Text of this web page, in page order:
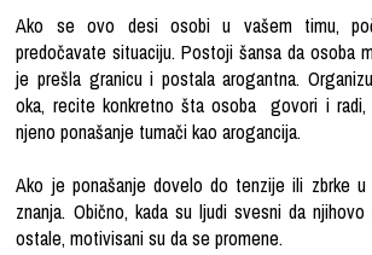
Ako se ovo desi osobi u vašem timu,
predočavate situaciju. Postoji šansa da osoba
je prešla granicu i postala arogantna.
oka, recite konkretno šta osoba govori i
njeno ponašanje tumači kao arogancija.
Ako je ponašanje dovelo do tenzije ili zbrke
znanja. Obično, kada su ljudi svesni da
ostale, motivisani su da se promene.